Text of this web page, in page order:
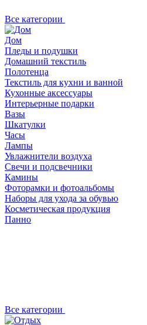
Все категории
Дом
Пледы и подушки
Домашний текстиль
Полотенца
Текстиль для кухни и ванной
Кухонные аксессуары
Интерьерные подарки
Вазы
Шкатулки
Часы
Лампы
Увлажнители воздуха
Свечи и подсвечники
Камины
Фоторамки и фотоальбомы
Наборы для ухода за обувью
Косметическая продукция
Панно
Все категории